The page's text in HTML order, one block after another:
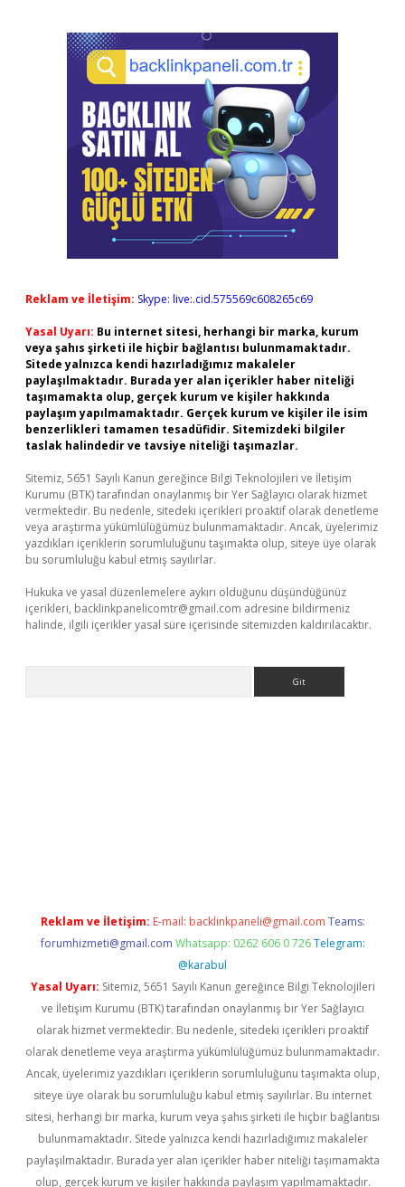
Reklam ve İletişim: Skype: live:.cid.575569c608265c69
Yasal Uyarı: Bu internet sitesi, herhangi bir marka, kurum
veya şahıs şirketi ile hiçbir bağlantısı bulunmamaktadır.
Sitede yalnızca kendi hazırladığımız makaleler
paylaşılmaktadır. Burada yer alan içerikler haber niteliği
taşımamakta olup, gerçek kurum ve kişiler hakkında
paylaşım yapılmamaktadır. Gerçek kurum ve kişiler ile isim
benzerlikleri tamamen tesadüfidir. Sitemizdeki bilgiler
taslak halindedir ve tavsiye niteliği taşımazlar.
Sitemiz, 5651 Sayılı Kanun gereğince Bilgi Teknolojileri ve İletişim
Kurumu (BTK) tarafından onaylanmış bir Yer Sağlayıcı olarak hizmet
vermektedir. Bu nedenle, sitedeki içerikleri proaktif olarak denetleme
veya araştırma yükümlülüğümüz bulunmamaktadır. Ancak, üyelerimiz
yazdıkları içeriklerin sorumluluğunu taşımakta olup, siteye üye olarak
bu sorumluluğu kabul etmiş sayılırlar.
Hukuka ve yasal düzenlemelere aykırı olduğunu düşündüğünüz
içerikleri, backlinkpanelicomtr@gmail.com adresine bildirmeniz
halinde, ilgili içerikler yasal süre içerisinde sitemizden kaldırılacaktır.
Reklam ve İletişim: E-mail: backlinkpaneli@gmail.com Teams:
forumhizmeti@gmail.com Whatsapp: 0262 606 0 726 Telegram:
@karabul
Yasal Uyarı: Sitemiz, 5651 Sayılı Kanun gereğince Bilgi Teknolojileri
ve İletişim Kurumu (BTK) tarafından onaylanmış bir Yer Sağlayıcı
olarak hizmet vermektedir. Bu nedenle, sitedeki içerikleri proaktif
olarak denetleme veya araştırma yükümlülüğümüz bulunmamaktadır.
Ancak, üyelerimiz yazdıkları içeriklerin sorumluluğunu taşımakta olup,
siteye üye olarak bu sorumluluğu kabul etmiş sayılırlar. Bu internet
sitesi, herhangi bir marka, kurum veya şahıs şirketi ile hiçbir bağlantısı
bulunmamaktadır. Sitede yalnızca kendi hazırladığımız makaleler
paylaşılmaktadır. Burada yer alan içerikler haber niteliği taşımamakta
olup, gerçek kurum ve kişiler hakkında paylaşım yapılmamaktadır.